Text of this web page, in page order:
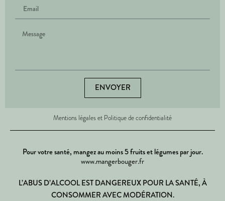
ENVOYER
Mentions légales et Politique de confidentialité
Pour votre santé, mangez au moins 5 fruits et légumes par jour.
www.mangerbouger.fr
L’ABUS D’ALCOOL EST DANGEREUX POUR LA SANTÉ, À
CONSOMMER AVEC MODÉRATION.